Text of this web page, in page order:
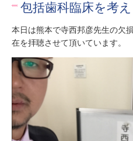
包括歯科臨床を考
本日は熊本で寺西邦彦先生の欠
在を拝聴させて頂いています。